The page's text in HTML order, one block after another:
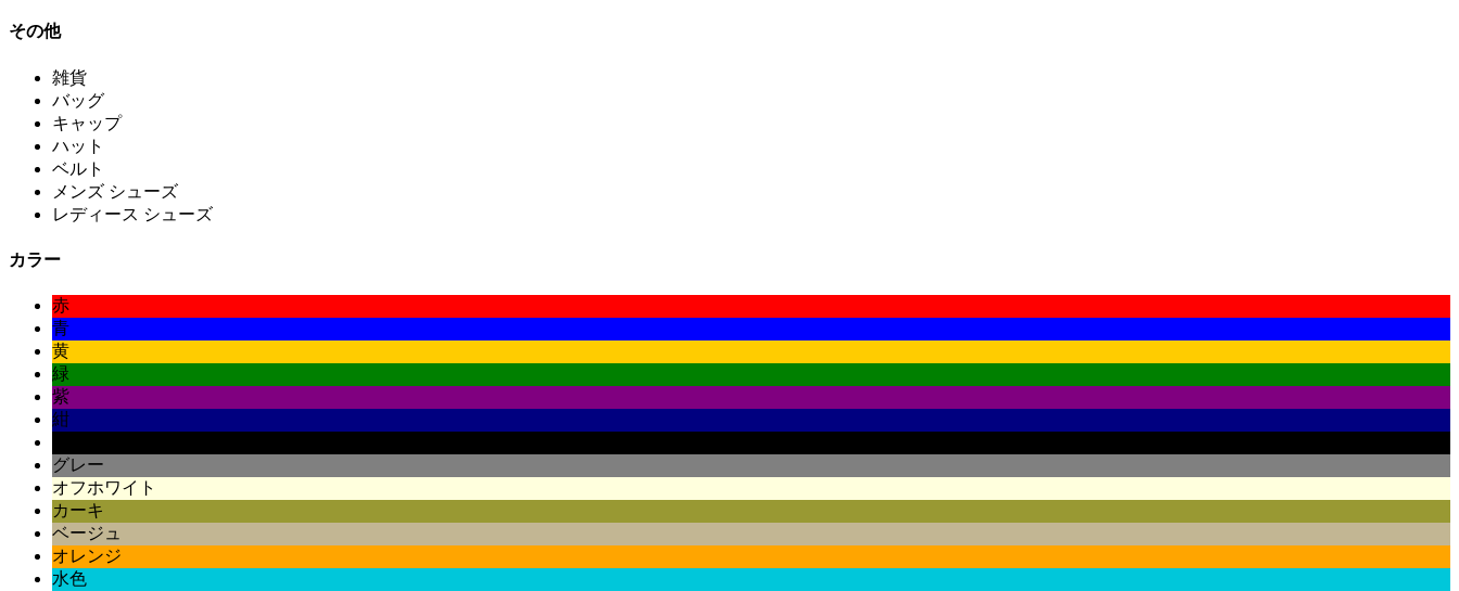
その他
雑貨
バッグ
キャップ
ハット
ベルト
メンズ シューズ
レディース シューズ
カラー
赤
青
黄
緑
紫
紺
グレー
オフホワイト
カーキ
ベージュ
オレンジ
水色